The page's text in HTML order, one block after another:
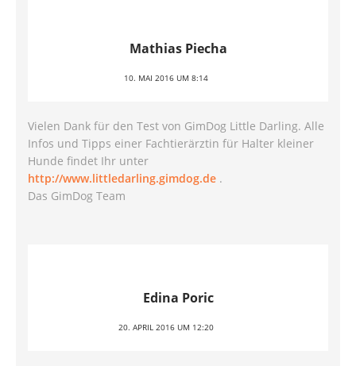
Mathias Piecha
10. MAI 2016 UM 8:14
Vielen Dank für den Test von GimDog Little Darling. Alle
Infos und Tipps einer Fachtierärztin für Halter kleiner
Hunde findet Ihr unter
http://www.littledarling.gimdog.de .
Das GimDog Team
Edina Poric
20. APRIL 2016 UM 12:20